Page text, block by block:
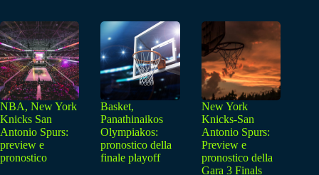
NBA, New York
Knicks San
Antonio Spurs:
preview e
pronostico
Basket,
Panathinaikos
Olympiakos:
pronostico della
finale playoff
New York
Knicks-San
Antonio Spurs:
Preview e
pronostico della
Gara 3 Finals